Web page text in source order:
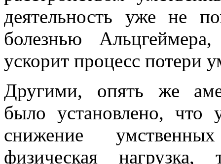
деятельность уже не
болезнью
ускорит процесс потери
Другими, опять же
было установлено, что
снижение
физическая нагрузка,